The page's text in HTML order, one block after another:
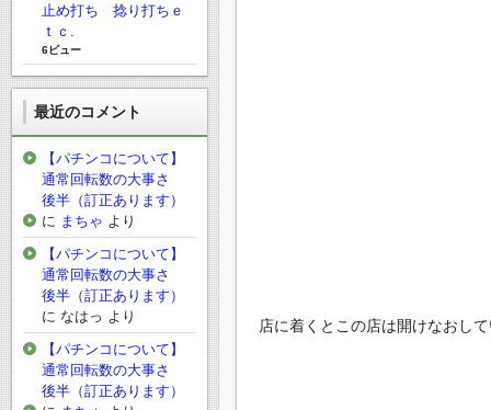
店に着くとこの店は開けなおし
止め打ち 捻り打ちｅ
ｔｃ.
6ビュー
最近のコメント
【パチンコについて】
通常回転数の大事さ
後半（訂正あります）
に まちゃ より
【パチンコについて】
通常回転数の大事さ
後半（訂正あります）
に なはっ より
【パチンコについて】
通常回転数の大事さ
後半（訂正あります）